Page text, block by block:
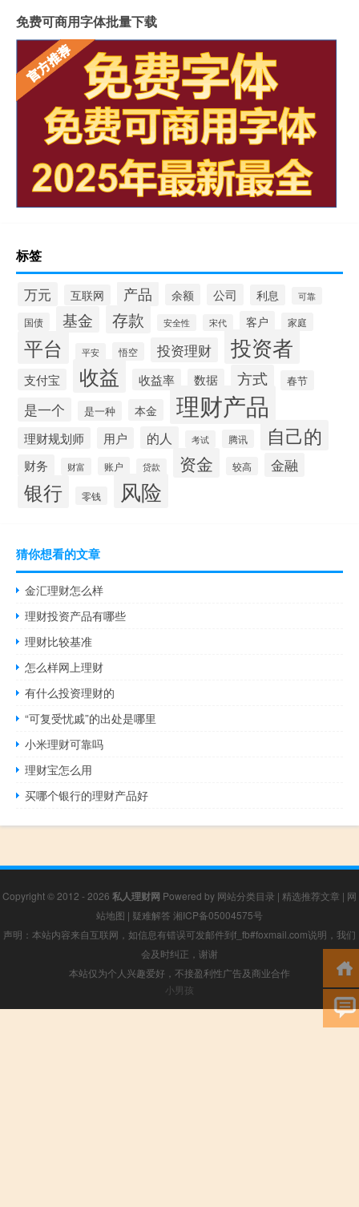
免费可商用字体批量下载
标签
万元 互联网 产品 余额 公司 利息 可靠
国债 基金 存款 安全性 宋代 客户 家庭
平台 平安 悟空 投资理财 投资者
支付宝 收益 收益率 数据 方式 春节
是一个 是一种 本金 理财产品
理财规划师 用户 的人 考试 腾讯 自己的
财务 财富 账户 贷款 资金 较高 金融
银行 零钱 风险
猜你想看的文章
金汇理财怎么样
理财投资产品有哪些
理财比较基准
怎么样网上理财
有什么投资理财的
“可复受忧戚”的出处是哪里
小米理财可靠吗
理财宝怎么用
买哪个银行的理财产品好
Copyright © 2012 - 2026 私人理财网 Powered by 网站分类目录 | 精选推荐文章 | 网
站地图 | 疑难解答 湘ICP备05004575号
声明：本站内容来自互联网，如信息有错误可发邮件到f_fb#foxmail.com说明，我们
会及时纠正，谢谢
本站仅为个人兴趣爱好，不接盈利性广告及商业合作
小男孩